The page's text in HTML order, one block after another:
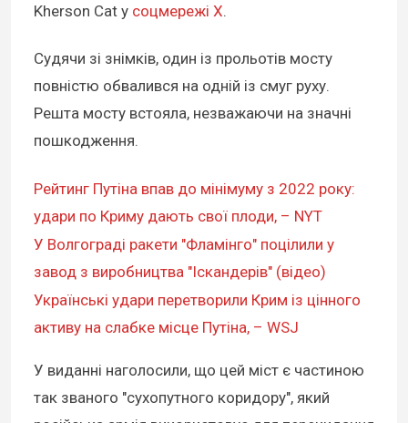
Kherson Cat у соцмережі X.
Судячи зі знімків, один із прольотів мосту
повністю обвалився на одній із смуг руху.
Решта мосту встояла, незважаючи на значні
пошкодження.
Рейтинг Путіна впав до мінімуму з 2022 року:
удари по Криму дають свої плоди, – NYT
У Волгограді ракети "Фламінго" поцілили у
завод з виробництва "Іскандерів" (відео)
Українські удари перетворили Крим із цінного
активу на слабке місце Путіна, – WSJ
У виданні наголосили, що цей міст є частиною
так званого "сухопутного коридору", який